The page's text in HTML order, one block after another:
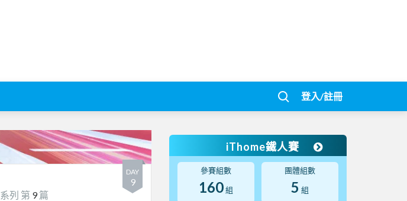
登入/註冊
DAY
9
系列 第 9篇
iThome鐵人賽
參賽組數
160組
團體組數
5 組